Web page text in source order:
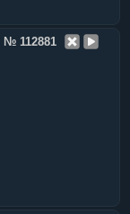
№ 112881